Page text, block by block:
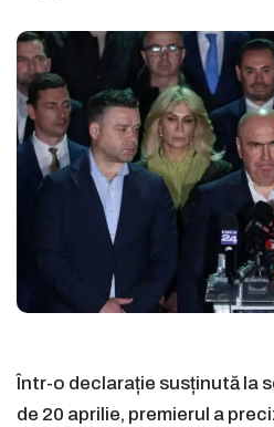
Într-o declarație susținută la
de 20 aprilie, premierul a